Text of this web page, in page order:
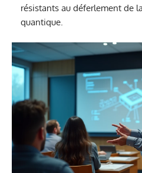
résistants au déferlement de
quantique.